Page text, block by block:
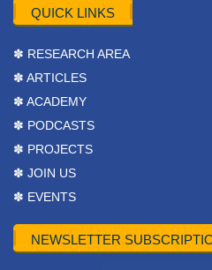
QUICK LINKS
✽ RESEARCH AREA
✽ ARTICLES
✽ ACADEMY
✽ PODCASTS
✽ PROJECTS
✽ JOIN US
✽ EVENTS
NEWSLETTER